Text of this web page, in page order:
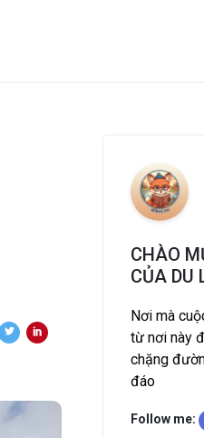
CHÀO
CỦA DU
Nơi mà
từ nơi này
chặng
đáo
Follow me: